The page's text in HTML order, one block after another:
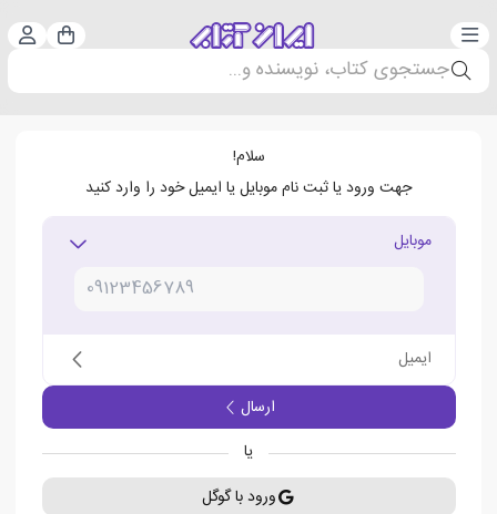
دسته‌بندی سبد
جستجوی کتاب، نویسنده و...
سلام!
جهت ورود یا ثبت نام موبایل یا ایمیل خود را وارد کنید
موبایل
ایمیل
ارسال
یا
ورود با گوگل